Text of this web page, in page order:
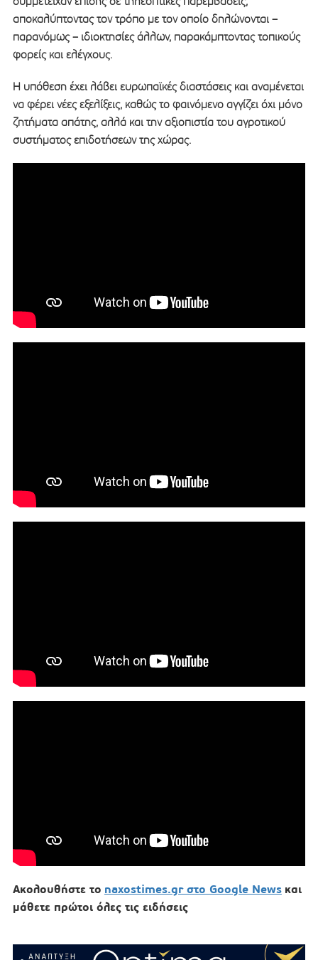
αποκαλύπτοντας τον τρόπο με τον οποίο δηλώνονται –
παρανόμως – ιδιοκτησίες άλλων, παρακάμπτοντας τοπικούς
φορείς και ελέγχους.
Η υπόθεση έχει λάβει ευρωπαϊκές διαστάσεις και αναμένεται
να φέρει νέες εξελίξεις, καθώς το φαινόμενο αγγίζει όχι μόνο
ζητήματα απάτης, αλλά και την αξιοπιστία του αγροτικού
συστήματος επιδοτήσεων της χώρας.
Ακολουθήστε το naxostimes.gr στο Google News και
μάθετε πρώτοι όλες τις ειδήσεις